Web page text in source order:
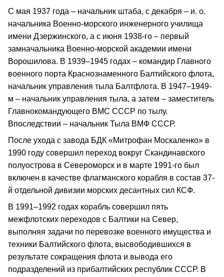
С мая 1937 года – начальник штаба, с декабря – и. о.
начальника Военно-морского инженерного училища
имени Дзержинского, а с июня 1938-го – первый
замначальника Военно-морской академии имени
Ворошилова. В 1939–1945 годах – командир Главного
военного порта Краснознаменного Балтийского флота,
начальник управления тыла Балтфлота. В 1947–1949-
м – начальник управления тыла, а затем – заместитель
Главнокомандующего ВМС СССР по тылу.
Впоследствии – начальник Тыла ВМФ СССР.
После ухода с завода БДК «Митрофан Москаленко» в
1990 году совершил переход вокруг Скандинавского
полуострова в Североморск и в марте 1991-го был
включен в качестве флагманского корабля в состав 37-
й отдельной дивизии морских десантных сил КСФ.
В 1991–1992 годах корабль совершил пять
межфлотских переходов с Балтики на Север,
выполняя задачи по перевозке военного имущества и
техники Балтийского флота, высвободившихся в
результате сокращения флота и вывода его
подразделений из прибалтийских республик СССР. В